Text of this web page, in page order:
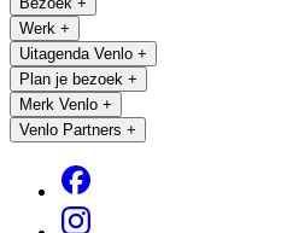
Werk +
Uitagenda Venlo +
Plan je bezoek +
Merk Venlo +
Venlo Partners +